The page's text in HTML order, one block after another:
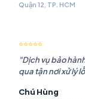
Quận 12, TP. HCM
⭐⭐⭐⭐⭐
"Dịch vụ bảo
qua tận nơi xử lý
Chú Hùng